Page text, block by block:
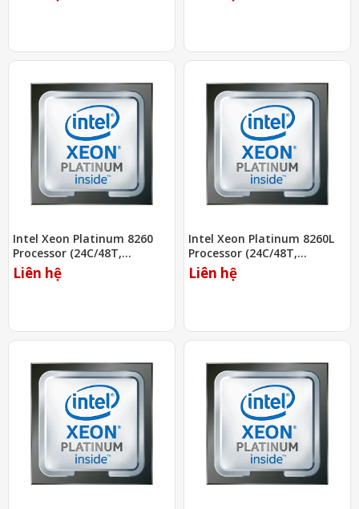
Intel Xeon Platinum 8260
Processor (24C/48T,
2.40Ghz, 35.75MB)
Liên hệ
Intel Xeon Platinum 8260L
Processor (24C/48T,
2.40Ghz, 35.75MB)
Liên hệ